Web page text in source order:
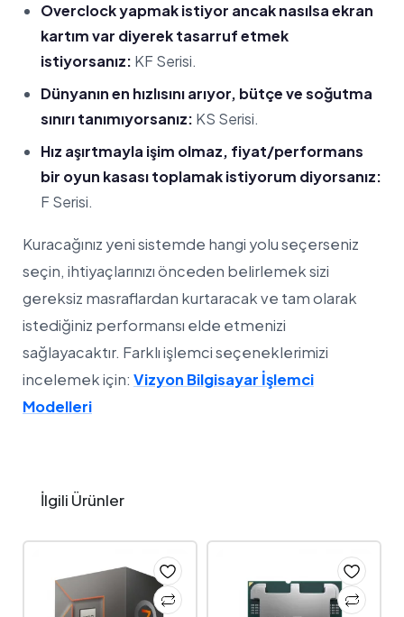
Overclock yapmak istiyor ancak nasılsa ekran
kartım var diyerek tasarruf etmek
istiyorsanız: KF Serisi.
Dünyanın en hızlısını arıyor, bütçe ve soğutma
sınırı tanımıyorsanız: KS Serisi.
Hız aşırtmayla işim olmaz, fiyat/performans
bir oyun kasası toplamak istiyorum diyorsanız:
F Serisi.
Kuracağınız yeni sistemde hangi yolu seçerseniz
seçin, ihtiyaçlarınızı önceden belirlemek sizi
gereksiz masraflardan kurtaracak ve tam olarak
istediğiniz performansı elde etmenizi
sağlayacaktır. Farklı işlemci seçeneklerimizi
incelemek için: Vizyon Bilgisayar İşlemci
Modelleri
İlgili Ürünler